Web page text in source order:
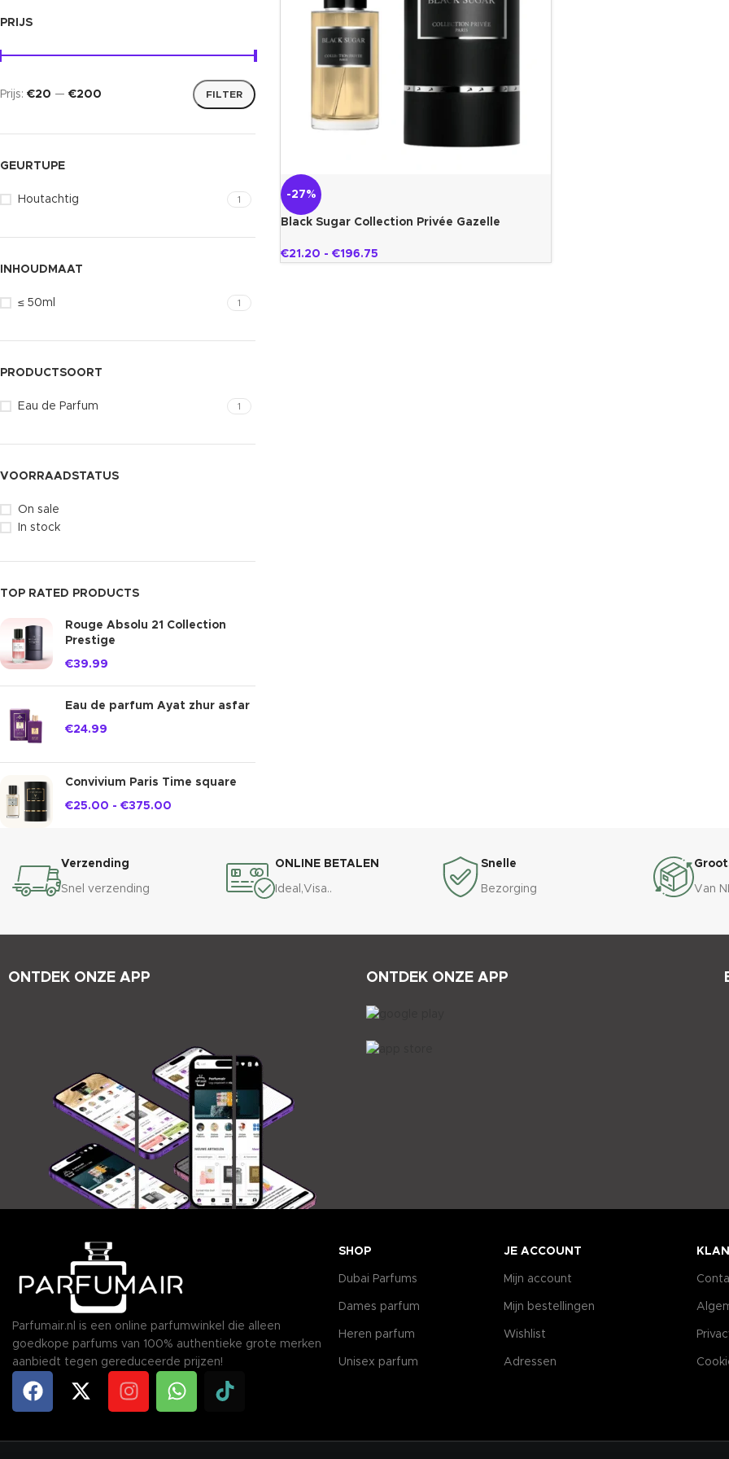
PRIJS
FILTER
Prijs: €20 — €200
GEURTUPE
Houtachtig 1
INHOUDMAAT
≤ 50ml 1
PRODUCTSOORT
Eau de Parfum 1
VOORRAADSTATUS
On sale
In stock
TOP RATED PRODUCTS
Rouge Absolu 21 Collection
Prestige
€39.99
Eau de parfum Ayat zhur asfar
€24.99
Convivium Paris Time square
€25.00 - €375.00
-27%
Black Sugar Collection Privée Gazelle
€21.20 - €196.75
Verzending
Snel verzending
ONLINE BETALEN
Ideal,Visa..
Snelle
Bezorging Van
ONTDEK ONZE APP ONTDEK ONZE APP
Parfumair.nl is een online parfumwinkel die alleen
goedkope parfums van 100% authentieke grote merken
aanbiedt tegen gereduceerde prijzen!
SHOP
Dubai Parfums
Dames parfum
Heren parfum
Unisex parfum
JE ACCOUNT
Mijn account
Mijn bestellingen
Wishlist
Adressen